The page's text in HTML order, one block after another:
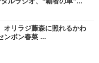
リラジ藤森に照れるかわ
ンボン春菜 ...